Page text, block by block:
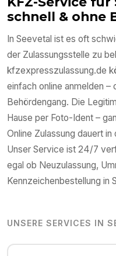
schnell & ohne
In Seevetal ist es oft
der Zulassungsstelle zu
kfzexpresszulassung.de
einfach online anmelden –
Behördengang. Die
Hause per Foto-Ident –
Online Zulassung dauert
Unser Service ist 24/7
egal ob Neuzulassung,
Kennzeichenbestellung in
UNSERE SERVICES IN